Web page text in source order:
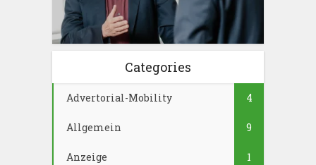
Categories
Advertorial-Mobility 4
Allgemein 9
Anzeige 1